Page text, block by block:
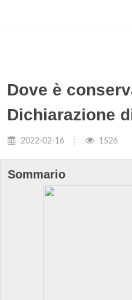
Dove è
Dichiarazione
2022-02-16 1526
Sommario